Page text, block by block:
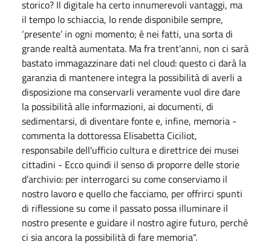
storico? Il digitale ha certo innumerevoli vantaggi, ma
il tempo lo schiaccia, lo rende disponibile sempre,
‘presente’ in ogni momento; è nei fatti, una sorta di
grande realtà aumentata. Ma fra trent’anni, non ci sarà
bastato immagazzinare dati nel cloud: questo ci darà la
garanzia di mantenere integra la possibilità di averli a
disposizione ma conservarli veramente vuol dire dare
la possibilità alle informazioni, ai documenti, di
sedimentarsi, di diventare fonte e, infine, memoria -
commenta la dottoressa Elisabetta Ciciliot,
responsabile dell'ufficio cultura e direttrice dei musei
cittadini - Ecco quindi il senso di proporre delle storie
d’archivio: per interrogarci su come conserviamo il
nostro lavoro e quello che facciamo, per offrirci spunti
di riflessione su come il passato possa illuminare il
nostro presente e guidare il nostro agire futuro, perché
ci sia ancora la possibilità di fare memoria".